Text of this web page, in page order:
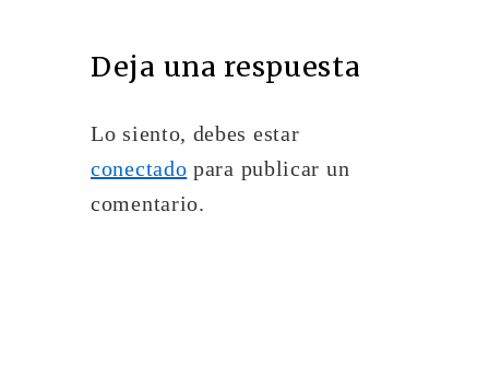
Deja una respuesta
Lo siento, debes estar
conectado para publicar un
comentario.